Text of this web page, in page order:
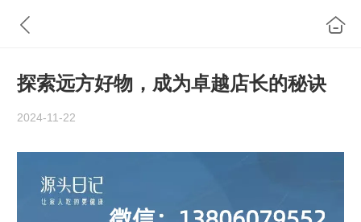
探索远方好物，成为卓越店长的秘诀
2024-11-22